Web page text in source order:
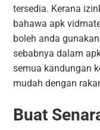
tersedia. Kerana
bahawa apk
boleh anda
sebabnya dalam
semua kandungan
mudah dengan
Buat